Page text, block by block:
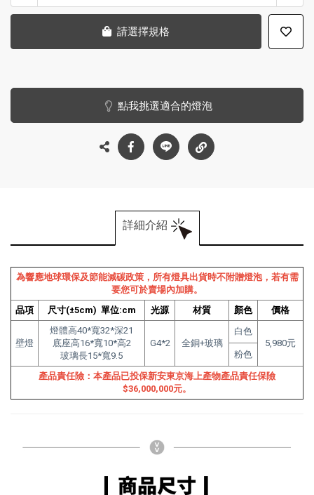
請選擇規格
點我挑選適合的燈泡
詳細介紹
為響應地球環保及節能減碳政策，所有燈具出貨時不附贈燈泡，若有需
要您可於賣場內加購。
品項
尺寸(±5cm) 單位:cm 光源 材質 顏色 價格
壁燈
燈體高40*寬32*深21
底座高16*寬10*高2
玻璃長15*寬9.5
G4*2 全銅+玻璃
白色
5,980元
粉色
產品責任險：本產品已投保新安東京海上產物產品責任保險
$36,000,000元。